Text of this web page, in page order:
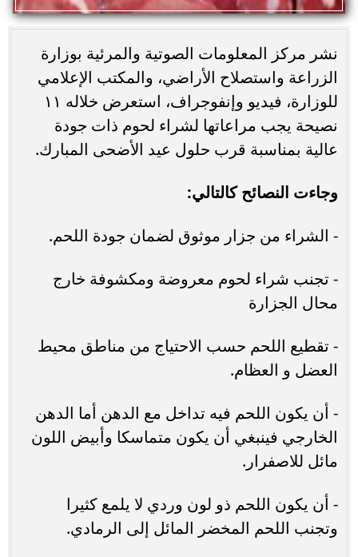
نشر مركز المعلومات الصوتية والمرئية بوزارة
الزراعة واستصلاح الأراضي، والمكتب الإعلامي
للوزارة، فيديو وإنفوجراف، استعرض خلاله ١١
نصيحة يجب مراعاتها لشراء لحوم ذات جودة
عالية بمناسبة قرب حلول عيد الأضحى المبارك.
وجاءت النصائح كالتالي:
- الشراء من جزار موثوق لضمان جودة اللحم.
- تجنب شراء لحوم معروضة ومكشوفة خارج
محال الجزارة
- تقطيع اللحم حسب الاحتياج من مناطق محيط
العضل و العظام.
- أن يكون اللحم فيه تداخل مع الدهن أما الدهن
الخارجي فينبغي أن يكون متماسكا وأبيض اللون
مائل للاصفرار.
- أن يكون اللحم ذو لون وردي لا يلمع كثيرا
وتجنب اللحم المخضر المائل إلى الرمادي.